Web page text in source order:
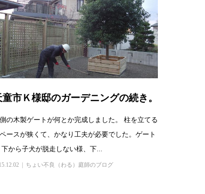
童市Ｋ様邸のガーデニングの続き。
の木製ゲートが何とか完成しました。 柱を立てる
ースが狭くて、かなり工夫が必要でした。ゲート
から子犬が脱走しない様、下...
ちょい不良（わる）庭師のブログ